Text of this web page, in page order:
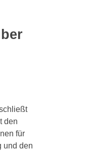
den
für
und den